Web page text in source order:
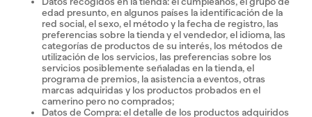
edad presunto, en algunos países la identificación de la
red social, el sexo, el método y la fecha de registro, las
preferencias sobre la tienda y el vendedor, el idioma, las
categorías de productos de su interés, los métodos de
utilización de los servicios, las preferencias sobre los
servicios posiblemente señaladas en la tienda, el
programa de premios, la asistencia a eventos, otras
marcas adquiridas y los productos probados en el
camerino pero no comprados;
Datos de Compra: el detalle de los productos adquiridos